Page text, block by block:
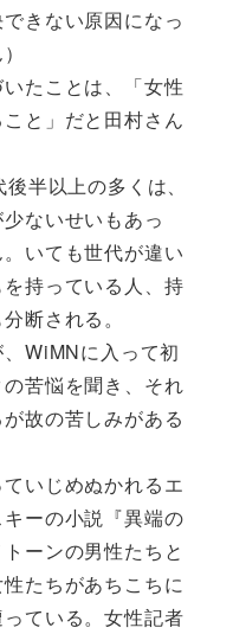
きない原因になっ
たことは、「女性
と」だと田村さん
半以上の多くは、
ないせいもあっ
いても世代が違い
持っている人、持
断される。
WiMNに入って初
苦悩を聞き、それ
故の苦しみがある
いじめぬかれるエ
ーの小説『異端の
ーンの男性たちと
たちがあちこちに
ている。女性記者